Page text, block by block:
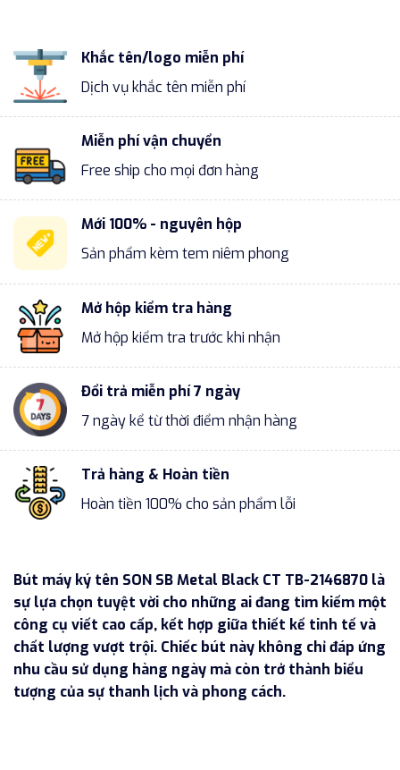
Khắc tên/logo miễn phí
Dịch vụ khắc tên miễn phí
Miễn phí vận chuyển
Free ship cho mọi đơn hàng
Mới 100% - nguyên hộp
Sản phẩm kèm tem niêm phong
Mở hộp kiểm tra hàng
Mở hộp kiểm tra trước khi nhận
Đổi trả miễn phí 7 ngày
7 ngày kể từ thời điểm nhận hàng
Trả hàng & Hoàn tiền
Hoàn tiền 100% cho sản phẩm lỗi
Bút máy ký tên SON SB Metal Black CT TB-2146870 là
sự lựa chọn tuyệt vời cho những ai đang tìm kiếm một
công cụ viết cao cấp, kết hợp giữa thiết kế tinh tế và
chất lượng vượt trội. Chiếc bút này không chỉ đáp ứng
nhu cầu sử dụng hàng ngày mà còn trở thành biểu
tượng của sự thanh lịch và phong cách.